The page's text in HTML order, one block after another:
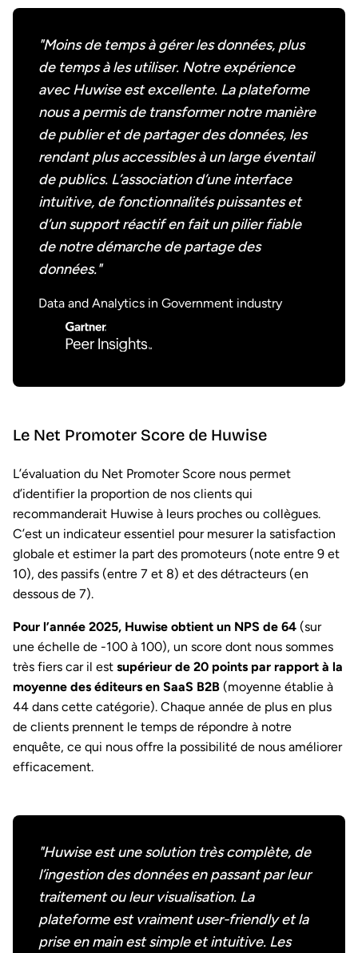
"Moins de temps à gérer les données, plus
de temps à les utiliser. Notre expérience
avec Huwise est excellente. La plateforme
nous a permis de transformer notre manière
de publier et de partager des données, les
rendant plus accessibles à un large éventail
de publics. L’association d’une interface
intuitive, de fonctionnalités puissantes et
d’un support réactif en fait un pilier fiable
de notre démarche de partage des
données."
Data and Analytics in Government industry
Le Net Promoter Score de Huwise
L’évaluation du Net Promoter Score nous permet
d’identifier la proportion de nos clients qui
recommanderait Huwise à leurs proches ou collègues.
C’est un indicateur essentiel pour mesurer la satisfaction
globale et estimer la part des promoteurs (note entre 9 et
10), des passifs (entre 7 et 8) et des détracteurs (en
dessous de 7).
Pour l’année 2025, Huwise obtient un NPS de 64 (sur
une échelle de -100 à 100), un score dont nous sommes
très fiers car il est supérieur de 20 points par rapport à la
moyenne des éditeurs en SaaS B2B (moyenne établie à
44 dans cette catégorie). Chaque année de plus en plus
de clients prennent le temps de répondre à notre
enquête, ce qui nous offre la possibilité de nous améliorer
efficacement.
"Huwise est une solution très complète, de
l’ingestion des données en passant par leur
traitement ou leur visualisation. La
plateforme est vraiment user-friendly et la
prise en main est simple et intuitive. Les